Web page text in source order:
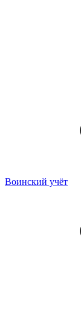
Воинский учёт